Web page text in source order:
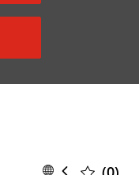
Language
Spanish